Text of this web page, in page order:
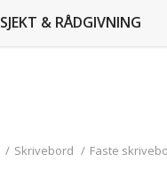
& RÅDGIVNING
/ Skrivebord / Faste